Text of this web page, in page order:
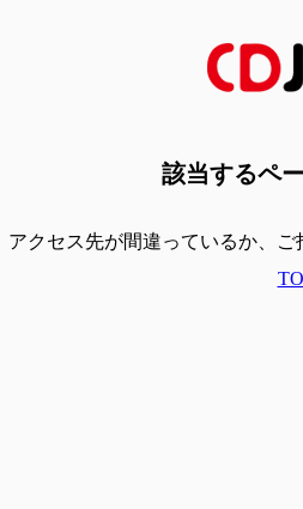
該当するペ
アクセス先が間違っているか、